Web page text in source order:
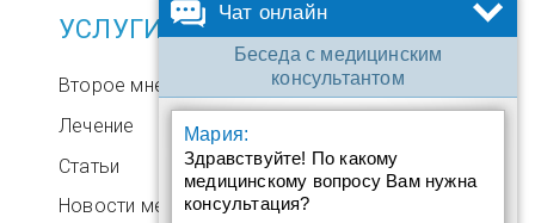
УСЛУГИ
Второе мнение
Лечение
Статьи
Новости медицины
Чат онлайн
Беседа с медицинским
консультантом
Мария:
Здравствуйте! По какому
медицинскому вопросу Вам нужна
консультация?